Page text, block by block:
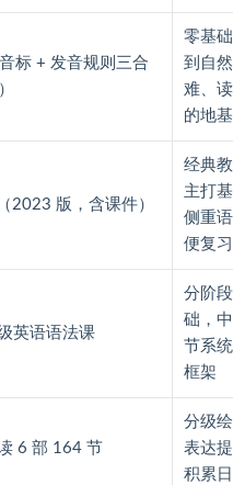
标 + 发音规则三合
零基
到自
难、
的地基
2023 版，含课件）
经典
主打
侧重
便复
英语语法课
分阶
础，
节系
框架
6 部 164 节
分级
表达
积累